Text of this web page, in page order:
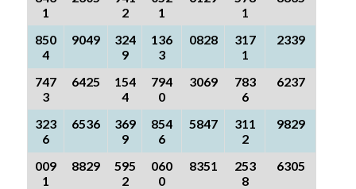
1
2
1
1
850
4
9049
324
9
136
3
0828
317
1
2339
747
3
6425
154
4
794
0
3069
783
6
6237
323
6
6536
369
9
854
6
5847
311
2
9829
009
1
8829
595
2
060
0
8351
253
8
6305